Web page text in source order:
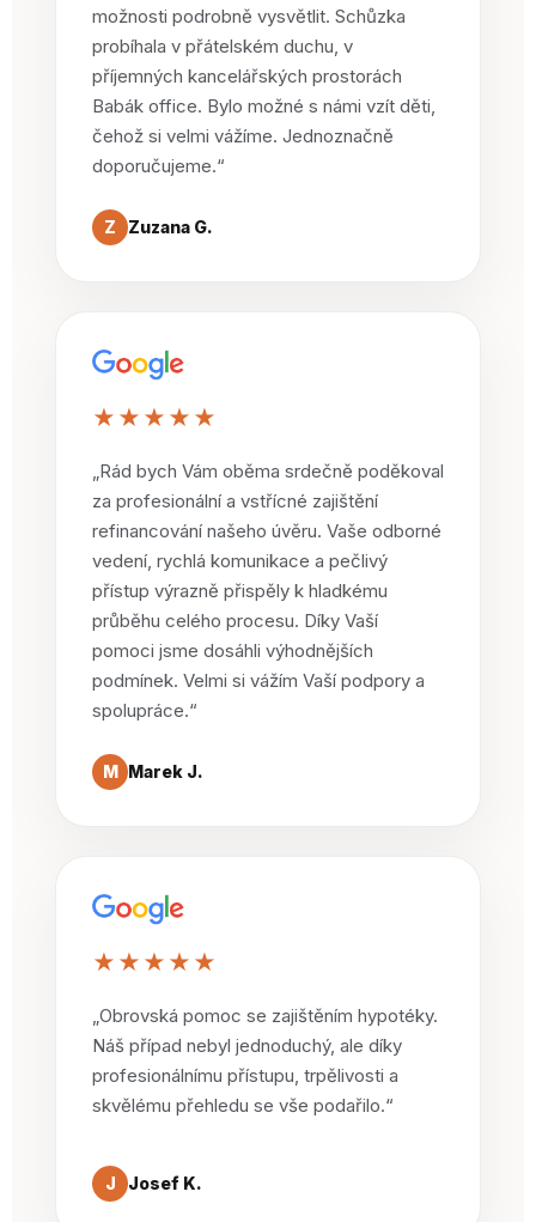
možnosti podrobně vysvětlit. Schůzka
probíhala v přátelském duchu, v
příjemných kancelářských prostorách
Babák office. Bylo možné s námi vzít děti,
čehož si velmi vážíme. Jednoznačně
doporučujeme.“
Z Zuzana G.
★★★★★
„Rád bych Vám oběma srdečně poděkoval
za profesionální a vstřícné zajištění
refinancování našeho úvěru. Vaše odborné
vedení, rychlá komunikace a pečlivý
přístup výrazně přispěly k hladkému
průběhu celého procesu. Díky Vaší
pomoci jsme dosáhli výhodnějších
podmínek. Velmi si vážím Vaší podpory a
spolupráce.“
M Marek J.
★★★★★
„Obrovská pomoc se zajištěním hypotéky.
Náš případ nebyl jednoduchý, ale díky
profesionálnímu přístupu, trpělivosti a
skvělému přehledu se vše podařilo.“
J Josef K.